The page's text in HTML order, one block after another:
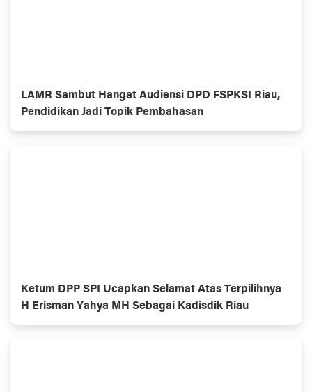
LAMR Sambut Hangat Audiensi DPD FSPKSI Riau,
Pendidikan Jadi Topik Pembahasan
Ketum DPP SPI Ucapkan Selamat Atas Terpilihnya
H Erisman Yahya MH Sebagai Kadisdik Riau